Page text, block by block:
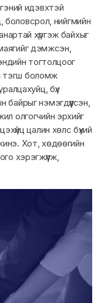
идэвхтэй
боловсрол, нийгмийн
хүргэж байхыг
дэмжсэн,
тогтолцоог
тэгш боломж
бүх
нэмэгдүүлсэн,
олгогчийн эрхийг
цалин хөлс бүхий
Хот, хөдөөгийн
хэрэгжүүлж,